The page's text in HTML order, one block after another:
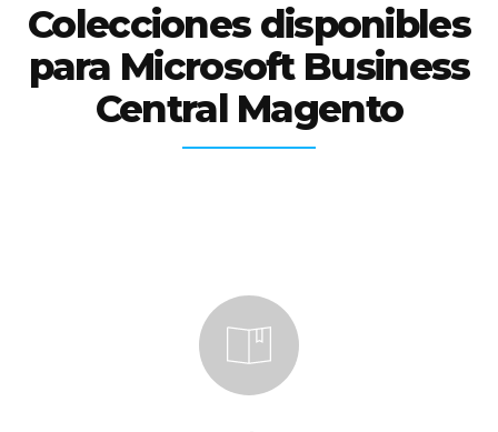
Colecciones disponibles
para Microsoft Business
Central Magento